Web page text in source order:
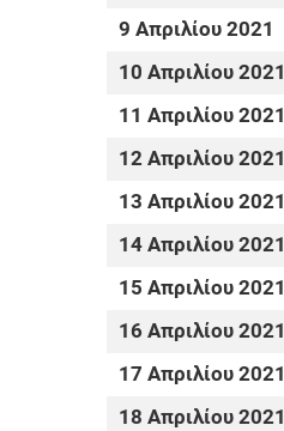
9 Απριλίου 2021
10 Απριλίου 2021
11 Απριλίου 2021
12 Απριλίου 2021
13 Απριλίου 2021
14 Απριλίου 2021
15 Απριλίου 2021
16 Απριλίου 2021
17 Απριλίου 2021
18 Απριλίου 2021